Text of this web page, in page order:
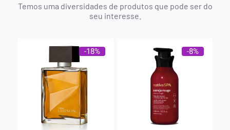
Temos uma diversidades de produtos que pode ser do
seu interesse.
-18% -8%